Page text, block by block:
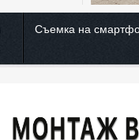
Съемка на